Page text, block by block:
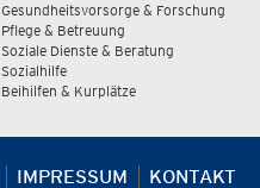
Gesundheitsvorsorge & Forschung
Pflege & Betreuung
Soziale Dienste & Beratung
Sozialhilfe
Beihilfen & Kurplätze
IMPRESSUM KONTAKT